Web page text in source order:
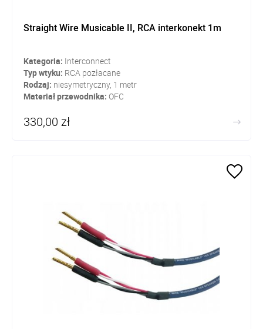
Straight Wire Musicable II, RCA interkonekt 1m
Kategoria: Interconnect
Typ wtyku: RCA pozłacane
Rodzaj: niesymetryczny, 1 metr
Materiał przewodnika: OFC
330,00 zł